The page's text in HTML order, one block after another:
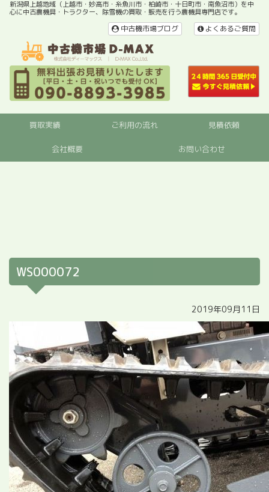
新潟県上越地域（上越市・妙高市・糸魚川市・柏崎市・十日町市・南魚沼市）を中
心に中古農機具・トラクター、除雪機の買取・販売を行う農機具専門店です。
よくあるご質問
中古機市場ブログ
買取実績 ご利用の流れ 見積依頼
会社概要 お問い合わせ
WS000072
2019年09月11日